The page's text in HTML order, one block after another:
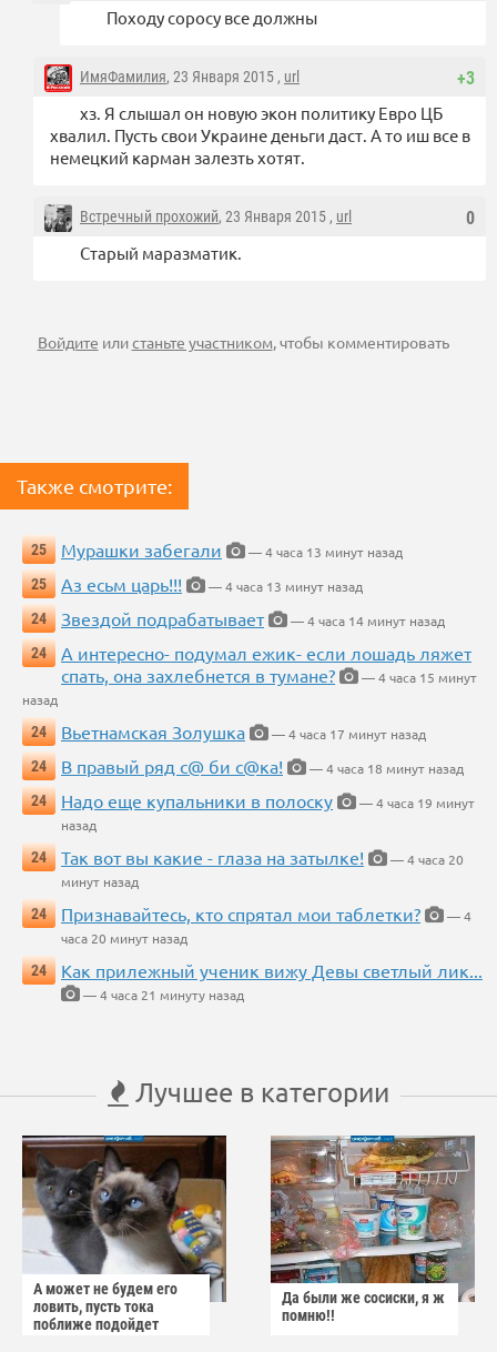
Походу соросу все должны
+3
ИмяФамилия, 23 Января 2015 , url
хз. Я слышал он новую экон политику Евро ЦБ
хвалил. Пусть свои Украине деньги даст. А то иш все в
немецкий карман залезть хотят.
0
Встречный прохожий, 23 Января 2015 , url
Старый маразматик.
Войдите илистаньте участником, чтобы комментировать
Также смотрите:
25 Мурашки забегали
— 4 часа 13 минут назад
25
Аз есьм царь!!!
— 4 часа 13 минут назад
24
Звездой подрабатывает
— 4 часа 14 минут назад
24
А интересно- подумал ежик- если лошадь ляжет
спать, она захлебнется в тумане?
— 4 часа 15 минут
назад
24
Вьетнамская Золушка
— 4 часа 17 минут назад
24
В правый ряд с@ би с@ка!
— 4 часа 18 минут назад
24
Надо еще купальники в полоску
— 4 часа 19 минут
назад
24
Так вот вы какие - глаза на затылке!
— 4 часа 20
минут назад
24
Признавайтесь, кто спрятал мои таблетки?
— 4
часа 20 минут назад
24
Как прилежный ученик вижу Девы светлый лик...
— 4 часа 21 минуту назад
Лучшее в категории
А может не будем его
ловить, пусть тока
поближе подойдет
Да были же сосиски, я ж
помню!!